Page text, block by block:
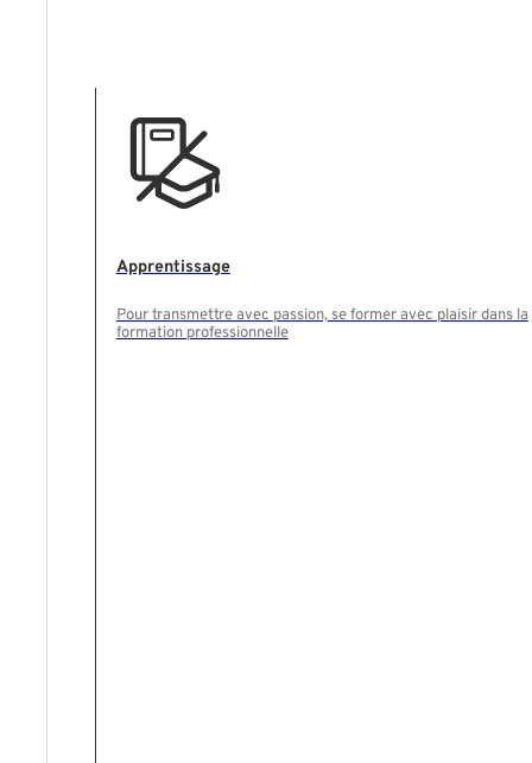
Apprentissage
Pour transmettre avec passion, se former avec plaisir dans la
formation professionnelle